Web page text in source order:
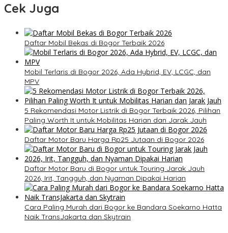
Cek Juga
Daftar Mobil Bekas di Bogor Terbaik 2026
Mobil Terlaris di Bogor 2026, Ada Hybrid, EV, LCGC, dan
MPV
5 Rekomendasi Motor Listrik di Bogor Terbaik 2026, Pilihan
Paling Worth It untuk Mobilitas Harian dan Jarak Jauh
Daftar Motor Baru Harga Rp25 Jutaan di Bogor 2026
Daftar Motor Baru di Bogor untuk Touring Jarak Jauh
2026, Irit, Tangguh, dan Nyaman Dipakai Harian
Cara Paling Murah dari Bogor ke Bandara Soekarno Hatta
Naik TransJakarta dan Skytrain